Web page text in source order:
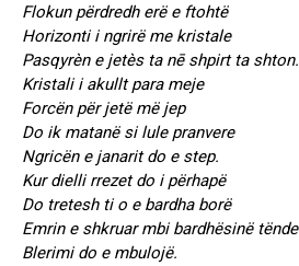
Flokun përdredh erë e ftohtë
Horizonti i ngrirë me kristale
Pasqyrèn e jetès ta nē shpirt ta shton.
Kristali i akullt para meje
Forcën për jetë më jep
Do ik matanë si lule pranvere
Ngricën e janarit do e step.
Kur dielli rrezet do i përhapë
Do tretesh ti o e bardha borë
Emrin e shkruar mbi bardhësinë tënde
Blerimi do e mbulojë.